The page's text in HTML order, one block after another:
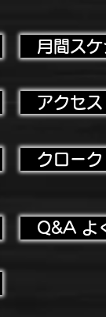
月間ス
アクセ
クローク
Q&A よ